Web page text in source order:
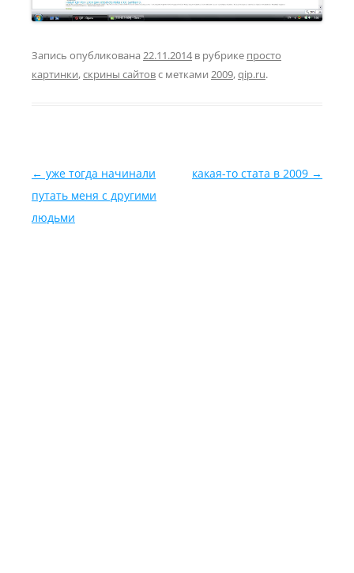
Запись опубликована 22.11.2014в рубрике просто
картинки,скрины сайтовс метками 2009,qip.ru.
Навигация по записям
← уже тогда начинали
путать меня с другими
людьми
какая-то стата в 2009 →